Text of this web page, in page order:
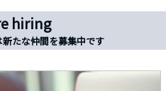
hiring
たな仲間を募集中です